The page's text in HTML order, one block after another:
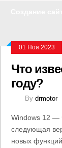
01 Ноя 2023
Что
году?
By drmotor
Windows 12 —
следующая
новых